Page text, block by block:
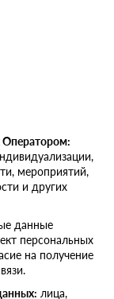
Оператором:
мероприятий,
и других
данные
персональных
на получение
лица,